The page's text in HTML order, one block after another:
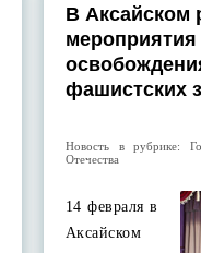
В Аксайском
фашистских
Новость в рубрике:
Отечества
14 февраля в
Аксайском